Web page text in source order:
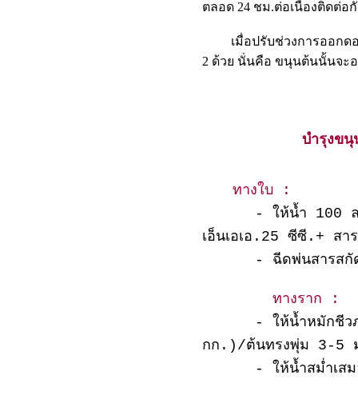
ตลอด 24 ชม.ต่อเนื่องติดต่
เมื่อปรับช่วงการออกดอก
2 ด้วย นั่นคือ ขนุนต้นนั้นจะ
บำรุงขนุ
ทางใบ :
- ให้น้ำ 100 ล.+
เอ็นเอเอ.25 ซีซี.+ ส
- ฉีดพ่นสารสกัดส
ทางราก :
- ให้น้ำหมักชีวภาพ
กก.)/ต้นทรงพุ่ม 3-5
- ให้น้ำสม่ำเสม